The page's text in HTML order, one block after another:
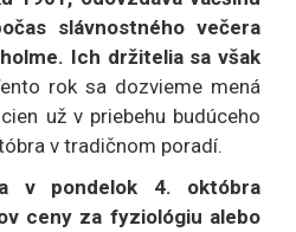
slávnostného večera
Ich držitelia sa však
rok sa dozvieme mená
už v priebehu budúceho
v tradičnom poradí.
v pondelok 4. októbra
ceny za fyziológiu alebo